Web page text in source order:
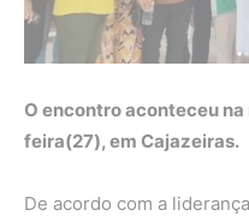
O encontro aconteceu
feira(27), em Cajazeiras.
De acordo com a